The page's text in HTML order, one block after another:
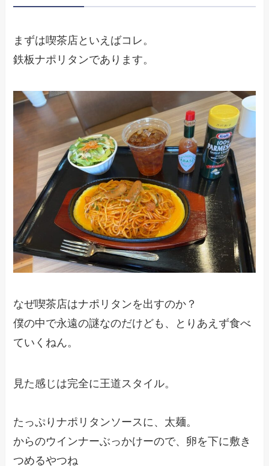
まずは喫茶店といえばコレ。
鉄板ナポリタンであります。
なぜ喫茶店はナポリタンを出すのか？
僕の中で永遠の謎なのだけども、とりあえず食べ
ていくねん。
見た感じは完全に王道スタイル。
たっぷりナポリタンソースに、太麺。
からのウインナーぶっかけーので、卵を下に敷き
つめるやつね